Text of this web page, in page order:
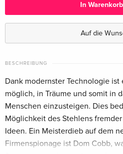
Ultimate Collector's Edition, Limited
Englisch · UK Version
4K Ultra HD + 2 Blu-rays
Französisch
+ Goodies, Schuber, Limited Collector's
Edition, Steelbook, 4K Ultra HD + 2 Blu-
In
Auf die
BESCHREIBUNG
Dank modernster Technologie
möglich, in Träume und somit in
Menschen einzusteigen. Dies
Möglichkeit des Stehlens
Ideen. Ein Meisterdieb auf dem
Firmenspionage ist Dom Cobb,